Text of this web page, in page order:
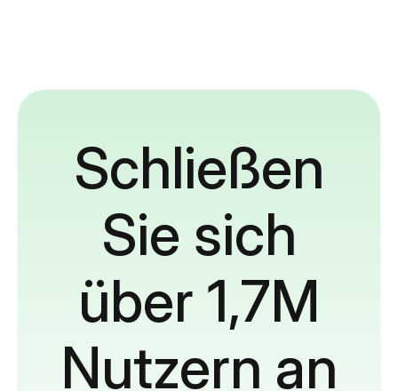
Schließen
Sie sich
über 1,7M
Nutzern an